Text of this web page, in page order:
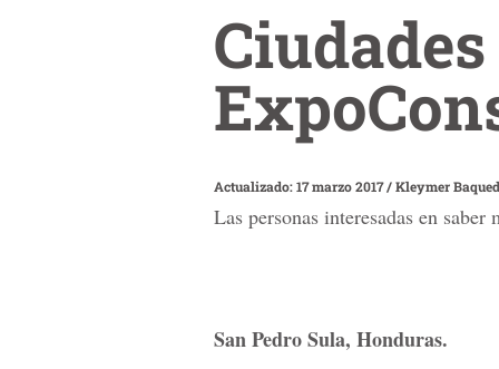
Actualizado: 17 marzo 2017/Kleymer
Las personas interesadas en
San Pedro Sula, Honduras.